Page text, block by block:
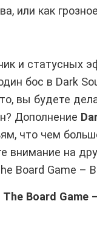
или как
и статусных
бос в Dark
вы будете
Дополнение
что чем
внимание на
Board Game –
Board Game